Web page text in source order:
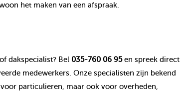
het maken van een afspraak.
dakspecialist? Bel 035-760 06 95en spreek direct
medewerkers. Onze specialisten zijn bekend
particulieren, maar ook voor overheden,